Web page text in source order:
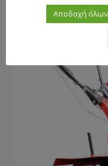
Αποδοχή όλων